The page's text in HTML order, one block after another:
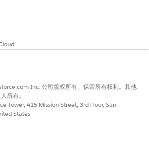
Inc. 公司版权所有。保留所有权利。其他
所有。
Tower, 415 Mission Street, 3rd Floor, San
States